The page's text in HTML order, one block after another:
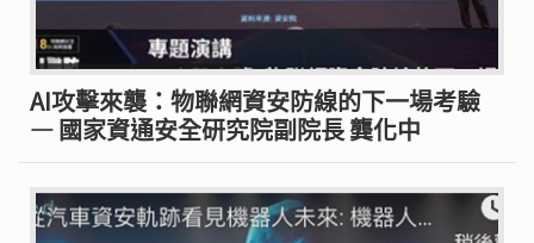
AI攻擊來襲：物聯網資安防線的下一場考驗
— 國家資通安全研究院副院長 龔化中